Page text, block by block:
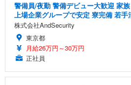
警備員/夜勤 警備デビュー大歓迎 家
上場企業グループで安定 寮完備 若手
株式会社AndSecurity
東京都
月給26万円～30万円
正社員